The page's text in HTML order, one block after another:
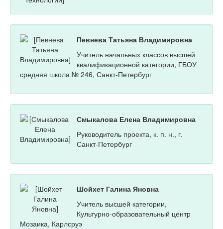
Певнева Татьяна Владимировна
Учитель начальных классов высшей
квалификационной категории, ГБОУ
средняя школа № 246, Санкт-Петербург
Смыкалова Елена Владимировна
Руководитель проекта, к. п. н., г.
Санкт-Петербург
Шойхет Галина Яновна
Учитель высшей категории,
Культурно-образовательный центр
Мозаика, Карлсруэ